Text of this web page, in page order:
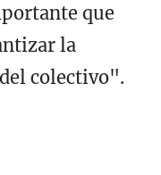
que
la
colectivo".